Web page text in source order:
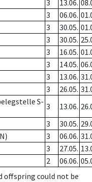
3 13.06.
3 06.06.
3 30.05.
3 30.05.
3 16.05.
3 14.05.
3 13.06.
3 26.05.
S- 3 13.06.
3 30.05.
3 06.06.
3 27.05.
2 06.06.
offspring could not be